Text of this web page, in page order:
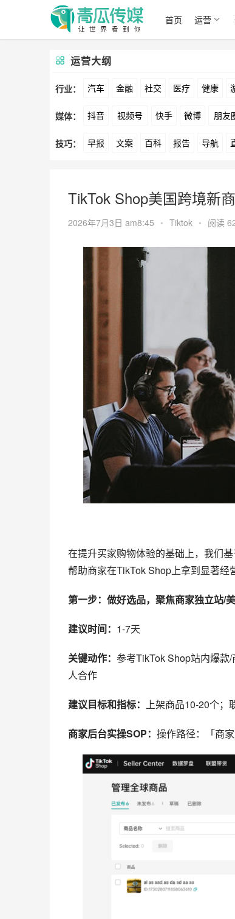
首页 运营
运营大纲
行业： 汽车 金融 社交 医疗 健康
文娱 跨境 科技 广告 元宇宙
媒体： 抖音 视频号 快手 微博 朋友
爱奇艺 美柚 美图 最右 神马
技巧： 早报 文案 百科 报告 导航
TikTok Shop美国跨境新
2026年7月3日 am8:45 • Tiktok • 阅读
在提升买家购物体验的基础上，我们
帮助商家在TikTok Shop上拿到显著经
第一步：做好选品，聚焦商家独立站/
建议时间： 1-7天
关键动作： 参考TikTok Shop站内爆款
人合作
建议目标和指标： 上架商品10-20个；
商家后台实操SOP： 操作路径：「商